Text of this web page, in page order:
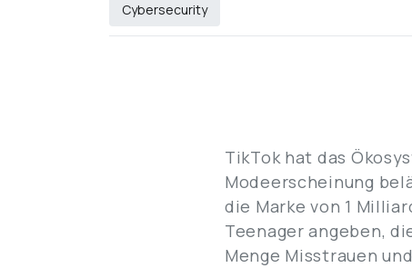
Cybersecurity
TikTok hat das
Modeerscheinung
die Marke von 1
Teenager angeben,
Menge Misstrauen